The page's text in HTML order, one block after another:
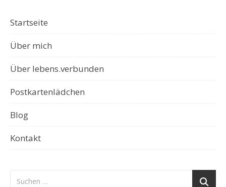
Startseite
Über mich
Über lebens.verbunden
Postkartenlädchen
Blog
Kontakt